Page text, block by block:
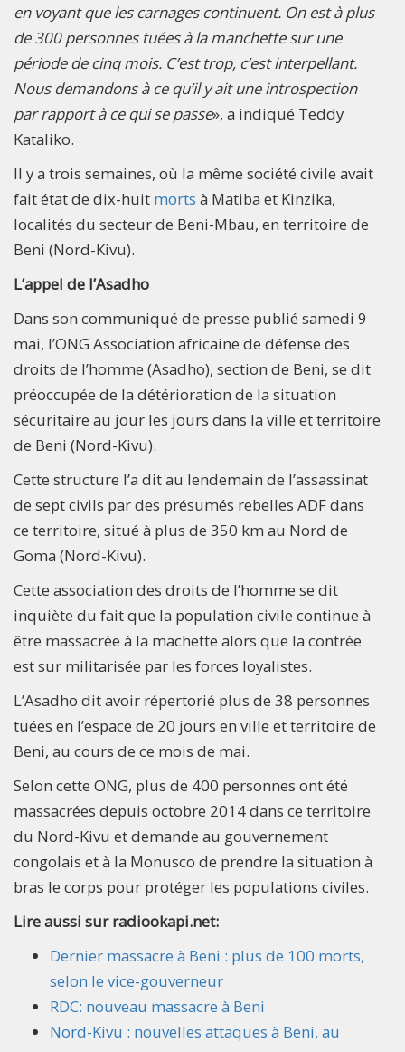
en voyant que les carnages continuent. On est à plus
de 300 personnes tuées à la manchette sur une
période de cinq mois. C’est trop, c’est interpellant.
Nous demandons à ce qu’il y ait une introspection
par rapport à ce qui se passe», a indiqué Teddy
Kataliko.
Il y a trois semaines, où la même société civile avait
fait état de dix-huit morts à Matiba et Kinzika,
localités du secteur de Beni-Mbau, en territoire de
Beni (Nord-Kivu).
L’appel de l’Asadho
Dans son communiqué de presse publié samedi 9
mai, l’ONG Association africaine de défense des
droits de l’homme (Asadho), section de Beni, se dit
préoccupée de la détérioration de la situation
sécuritaire au jour les jours dans la ville et territoire
de Beni (Nord-Kivu).
Cette structure l’a dit au lendemain de l’assassinat
de sept civils par des présumés rebelles ADF dans
ce territoire, situé à plus de 350 km au Nord de
Goma (Nord-Kivu).
Cette association des droits de l’homme se dit
inquiète du fait que la population civile continue à
être massacrée à la machette alors que la contrée
est sur militarisée par les forces loyalistes.
L’Asadho dit avoir répertorié plus de 38 personnes
tuées en l’espace de 20 jours en ville et territoire de
Beni, au cours de ce mois de mai.
Selon cette ONG, plus de 400 personnes ont été
massacrées depuis octobre 2014 dans ce territoire
du Nord-Kivu et demande au gouvernement
congolais et à la Monusco de prendre la situation à
bras le corps pour protéger les populations civiles.
Lire aussi sur radiookapi.net:
Dernier massacre à Beni : plus de 100 morts,
selon le vice-gouverneur
RDC: nouveau massacre à Beni
Nord-Kivu : nouvelles attaques à Beni, au